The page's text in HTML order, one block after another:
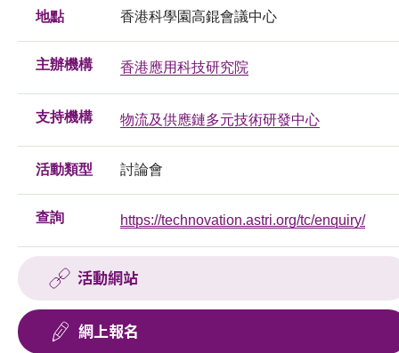
地點 香港科學園高錕會議中心
主辦機構 香港應用科技研究院
支持機構 物流及供應鏈多元技術研發中心
活動類型 討論會
查詢 https://technovation.astri.org/tc/enquiry/
活動網站
網上報名